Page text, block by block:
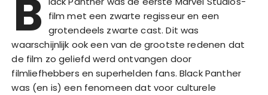
B
film met een zwarte regisseur en een
grotendeels zwarte cast. Dit was
waarschijnlijk ook een van de grootste redenen dat
de film zo geliefd werd ontvangen door
filmliefhebbers en superhelden fans. Black Panther
was (en is) een fenomeen dat voor culturele